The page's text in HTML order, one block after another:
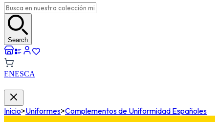
Search
ENESCA
Inicio>Uniformes>Complementos de Uniformidad Españoles